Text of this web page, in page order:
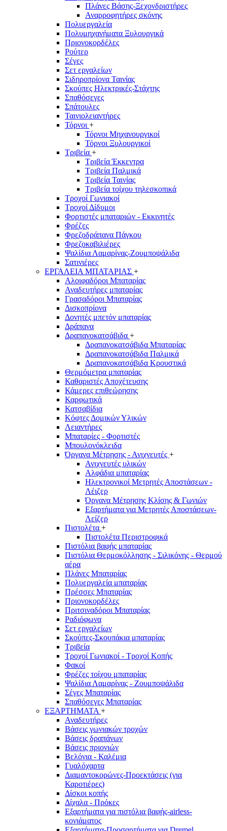
Πλάνες Βάσης-Ξεχονδριστήρες
Αναρροφητήρες σκόνης
Πολυεργαλεία
Πολυμηχανήματα Ξυλουργικά
Πριονοκορδέλες
Ρούτερ
Σέγες
Σετ εργαλείων
Σιδηροπρίονα Ταινίας
Σκούπες Ηλεκτρικές-Στάχτης
Σπαθόσεγες
Σπάτουλες
Ταινιολειαντήρες
Τόρνοι +
Τόρνοι Μηχανουργικοί
Τόρνοι Ξυλουργικοί
Τριβεία +
Τριβεία Έκκεντρα
Τριβεία Παλμικά
Τριβεία Ταινίας
Τριβεία τοίχου τηλεσκοπικά
Τροχοί Γωνιακοί
Τροχοί Δίδυμοι
Φορτιστές μπαταριών - Εκκινητές
Φρέζες
Φρεζοδράπανα Πάγκου
Φρεζοκαβιλιέρες
Ψαλίδια Λαμαρίνας-Ζουμποψάλιδα
Σατινιέρες
ΕΡΓΑΛΕΙΑ ΜΠΑΤΑΡΙΑΣ +
Αλοιφαδόροι Μπαταρίας
Αναδευτήρες μπαταρίας
Γρασαδόροι Μπαταρίας
Δισκοπρίονα
Δονητές μπετόν μπαταρίας
Δράπανα
Δραπανοκατσάβιδα +
Δραπανοκατσάβιδα Μπαταρίας
Δραπανοκατσάβιδα Παλμικά
Δραπανοκατσάβιδα Κρουστικά
Θερμόμετρα μπαταρίας
Καθαριστές Αποχέτευσης
Κάμερες επιθεώρησης
Καρφωτικά
Κατσαβίδια
Κόφτες Δομικών Υλικών
Λειαντήρες
Μπαταρίες - Φορτιστές
Μπουλονόκλειδα
Όργανα Μέτρησης - Ανιχνευτές +
Ανιχνευτές υλικών
Αλφάδια μπαταρίας
Ηλεκτρονικοί Μετρητές Αποστάσεων -
Λέιζερ
Όργανα Μέτρησης Κλίσης & Γωνιών
Εξαρτήματα για Μετρητές Αποστάσεων-
Λείζερ
Πιστολέτα +
Πιστολέτα Περιστροφικά
Πιστόλια βαφής μπαταρίας
Πιστόλια Θερμοκόλλησης - Σιλικόνης - Θερμού
αέρα
Πλάνες Μπαταρίας
Πολυεργαλεία μπαταρίας
Πρέσσες Μπαταρίας
Πριονοκορδέλες
Πριτσιναδόροι Μπαταρίας
Ραδιόφωνα
Σετ εργαλείων
Σκούπες-Σκουπάκια μπαταρίας
Τριβεία
Τροχοί Γωνιακοί - Τροχοί Κοπής
Φακοί
Φρέζες τοίχου μπαταρίας
Ψαλίδια Λαμαρίνας - Ζουμποψάλιδα
Σέγες Μπαταρίας
Σπαθόσεγες Μπαταρίας
ΕΞΑΡΤΗΜΑΤΑ +
Αναδευτήρες
Βάσεις γωνιακών τροχών
Βάσεις δραπάνων
Βάσεις πριονιών
Βελόνια - Καλέμια
Γυαλόχαρτα
Διαμαντοκορώνες-Προεκτάσεις (για
Καροτιέρες)
Δίσκοι κοπής
Δίχαλα - Πρόκες
Εξαρτήματα για πιστόλια βαφής-airless-
κονιάματος